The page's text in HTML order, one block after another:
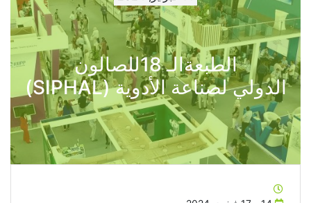
الطبعةالـ 18للصالون
الدولي لصناعة الأدوية (SIPHAL)